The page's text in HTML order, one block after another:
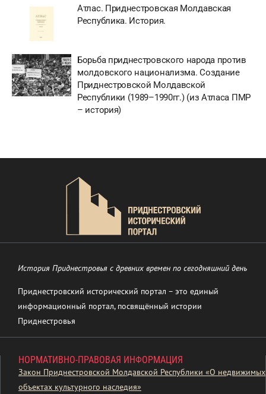
Атлас. Приднестровская Молдавская
Республика. История.
Борьба приднестровского народа против
молдовского национализма. Создание
Приднестровской Молдавской
Республики (1989–1990гг.) (из Атласа ПМР
– история)
История Приднестровья с древних времен по сегодняшний день
Приднестровский исторический портал – это единый
информационный портал, посвящённый истории
Приднестровья
НОРМАТИВНО-ПРАВОВАЯ ИНФОРМАЦИЯ
Закон Приднестровской Молдавской Республики «О недвижимых
объектах культурного наследия»